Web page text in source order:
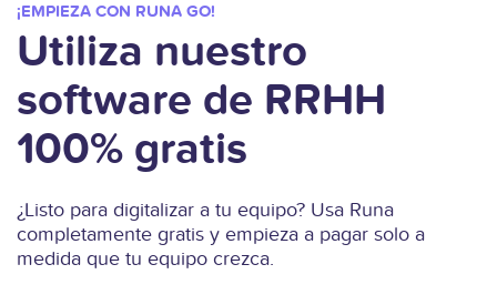
¡EMPIEZA CON RUNA GO!
Utiliza nuestro
software de RRHH
100% gratis
¿Listo para digitalizar a tu equipo? Usa Runa
completamente gratis y empieza a pagar solo a
medida que tu equipo crezca.